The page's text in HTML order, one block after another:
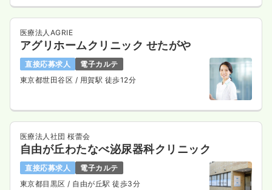
医療法人AGRIE
アグリホームクリニック せたがや
直接応募求人
電子カルテ
東京都世田谷区 / 用賀駅 徒歩12分
医療法人社団 桜蕾会
自由が丘わたなべ泌尿器科クリニック
直接応募求人
電子カルテ
東京都目黒区 / 自由が丘駅 徒歩3分